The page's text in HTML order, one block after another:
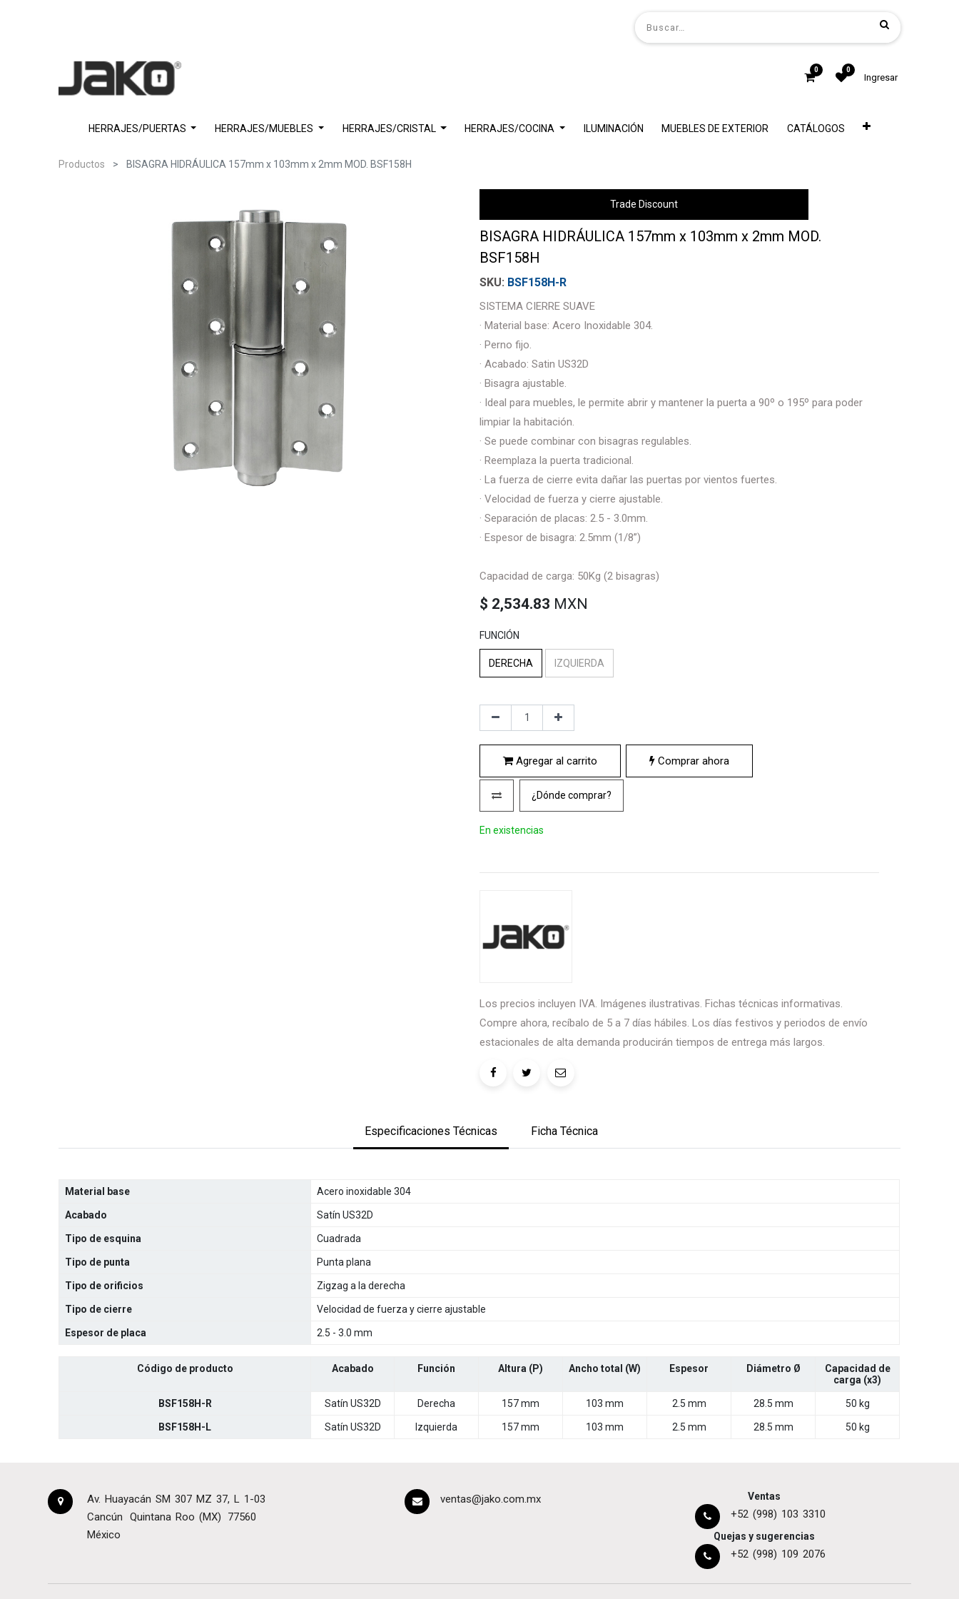
0 0
Ingresar
HERRAJES/PUERTAS HERRAJES/MUEBLES HERRAJES/CRISTAL HERRAJES/COCINA ILUMINACIÓN MUEBLES DE EXTERIOR CATÁLOGOS
Productos BISAGRA HIDRÁULICA 157mm x 103mm x 2mm MOD. BSF158H
Trade Discount
BISAGRA HIDRÁULICA 157mm x 103mm x 2mm MOD.
BSF158H
BSF158H-R
SISTEMA CIERRE SUAVE
· Material base: Acero Inoxidable 304.
· Perno fijo.
· Acabado: Satin US32D
· Bisagra ajustable.
· Ideal para muebles, le permite abrir y mantener la puerta a 90º o 195º para poder
limpiar la habitación.
· Se puede combinar con bisagras regulables.
· Reemplaza la puerta tradicional.
· La fuerza de cierre evita dañar las puertas por vientos fuertes.
· Velocidad de fuerza y cierre ajustable.
· Separación de placas: 2.5 - 3.0mm.
· Espesor de bisagra: 2.5mm (1/8”)
Capacidad de carga: 50Kg (2 bisagras)
$ 2,534.83 MXN
FUNCIÓN
DERECHA IZQUIERDA
Agregar al carrito Comprar ahora
¿Dónde comprar?
En existencias
Los precios incluyen IVA. Imágenes ilustrativas. Fichas técnicas informativas.
Compre ahora, recíbalo de 5 a 7 días hábiles. Los días festivos y periodos de envío
estacionales de alta demanda producirán tiempos de entrega más largos.
Especificaciones Técnicas Ficha Técnica
Material base Acero inoxidable 304
Acabado Satín US32D
Tipo de esquina Cuadrada
Tipo de punta Punta plana
Tipo de orificios Zigzag a la derecha
Tipo de cierre Velocidad de fuerza y cierre ajustable
Espesor de placa 2.5 - 3.0 mm
Código de producto Acabado Función Altura (P) Ancho total (W) Espesor Diámetro Ø
Capacidad de
carga (x3)
BSF158H-R Satín US32D Derecha 157 mm 103 mm 2.5 mm 28.5 mm 50 kg
BSF158H-L Satín US32D Izquierda 157 mm 103 mm 2.5 mm 28.5 mm 50 kg
Av. Huayacán SM 307 MZ 37, L 1-03
Cancún
Quintana Roo (MX)
77560
México
ventas@jako.com.mx Ventas
+52 (998) 103 3310
Quejas y sugerencias
+52 (998) 109 2076